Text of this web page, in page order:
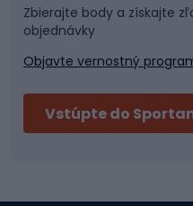
Športová medicína
Bushcraft
Bikepacking
Tímové športy
Fitness a posilňovňa
Cyklistické prilby
Zbierajte body a získajte
objednávky
Objavte vernostný
Vstúpte do